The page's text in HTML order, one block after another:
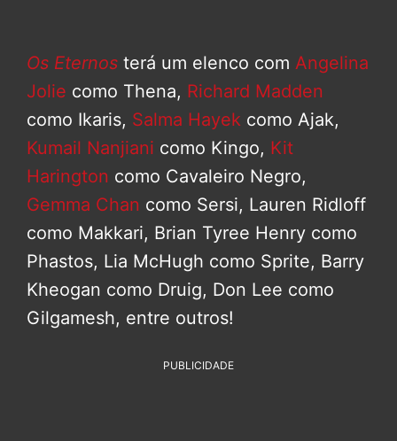
Os Eternos terá um elenco com Angelina
Jolie como Thena, Richard Madden
como Ikaris, Salma Hayek como Ajak,
Kumail Nanjiani como Kingo, Kit
Harington como Cavaleiro Negro,
Gemma Chan como Sersi, Lauren Ridloff
como Makkari, Brian Tyree Henry como
Phastos, Lia McHugh como Sprite, Barry
Kheogan como Druig, Don Lee como
Gilgamesh, entre outros!
PUBLICIDADE